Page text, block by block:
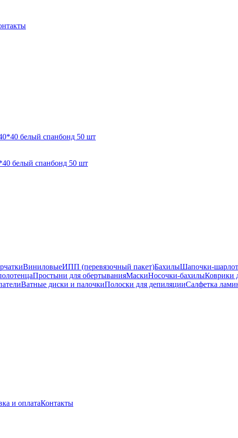
белый спанбонд 50 шт
ВиниловыеИПП (перевязочный пакет)БахилыШапочки-
Простыни для обертыванияМаскиНосочки-бахилыКоврики
Ватные диски и палочкиПолоски для депиляцииСалфетка
и оплатаКонтакты